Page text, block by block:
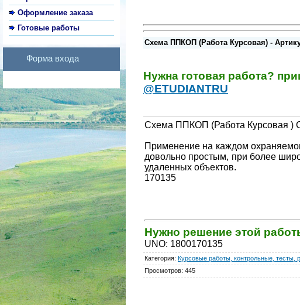
Оформление заказа
Готовые работы
Форма входа
Схема ППКОП (Работа Курсовая) -
Нужна готовая работа?
@ETUDIANTRU
Схема ППКОП (Работа Курсовая )
Применение на каждом
довольно простым, при более
удаленных объектов.
170135
Нужно решение этой
UNO: 1800170135
Категория: Курсовые работы, контрольные, тесты,
Просмотров: 445